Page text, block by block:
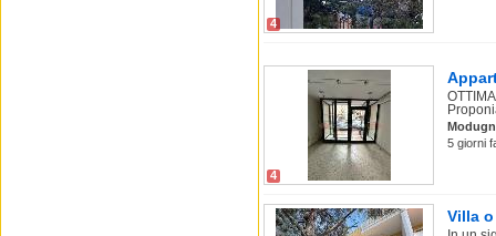
4
4
5 giorni
Villa